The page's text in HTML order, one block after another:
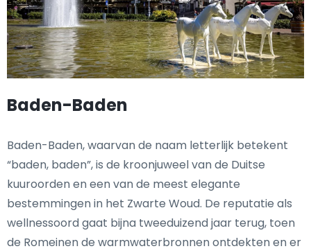
Baden-Baden
Baden-Baden, waarvan de naam letterlijk betekent
“baden, baden”, is de kroonjuweel van de Duitse
kuuroorden en een van de meest elegante
bestemmingen in het Zwarte Woud. De reputatie als
wellnessoord gaat bijna tweeduizend jaar terug, toen
de Romeinen de warmwaterbronnen ontdekten en er